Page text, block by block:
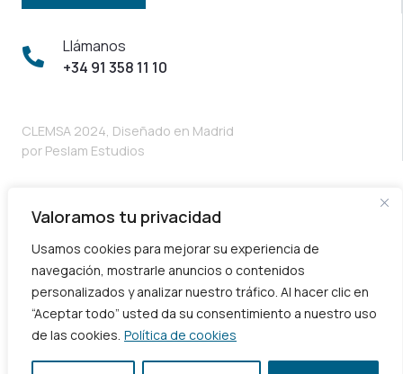
Valoramos tu privacidad
Usamos cookies para mejorar su experiencia de
navegación, mostrarle anuncios o contenidos
personalizados y analizar nuestro tráfico. Al hacer clic en
“Aceptar todo” usted da su consentimiento a nuestro uso
de las cookies. Política de cookies
Llámanos
+34 91 358 11 10
CLEMSA 2024, Diseñado en Madrid
por Peslam Estudios
CLEMSA. Avda. Fuente Nueva, 12 – Nave 8.